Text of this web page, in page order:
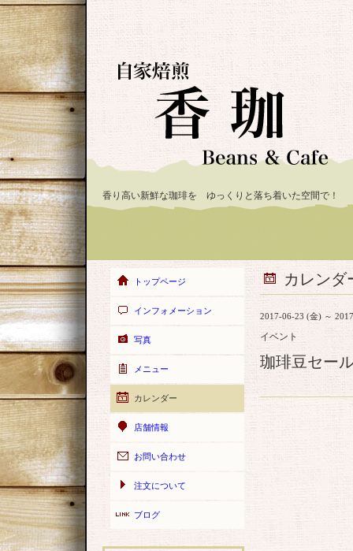
香り高い新鮮な珈琲を ゆっくりと落ち着いた空間で！
カレンダ
2017-06-23 (金) ～
イベント
珈琲豆セー
トップページ
インフォメーション
写真
メニュー
カレンダー
店舗情報
お問い合わせ
注文について
ブログ